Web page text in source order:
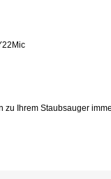
zu Ihrem Staubsauger